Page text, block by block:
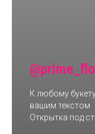
К любому
вашим текстом
Открытка под